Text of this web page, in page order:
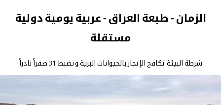
الزمان - طبعة العراق - عربية يومية دولية
مستقلة
شرطة البيئة تكافح الإتجار بالحيوانات البرية وتضبط 31 صقراً نادراً